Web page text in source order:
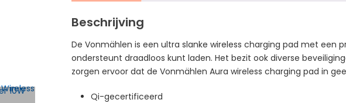
Beschrijving
De Vonmählen is een ultra slanke wireless charging pad met een
ondersteunt draadloos kunt laden. Het bezit ook diverse
zorgen ervoor dat de Vonmählen Aura wireless charging pad in
Qi-gecertificeerd